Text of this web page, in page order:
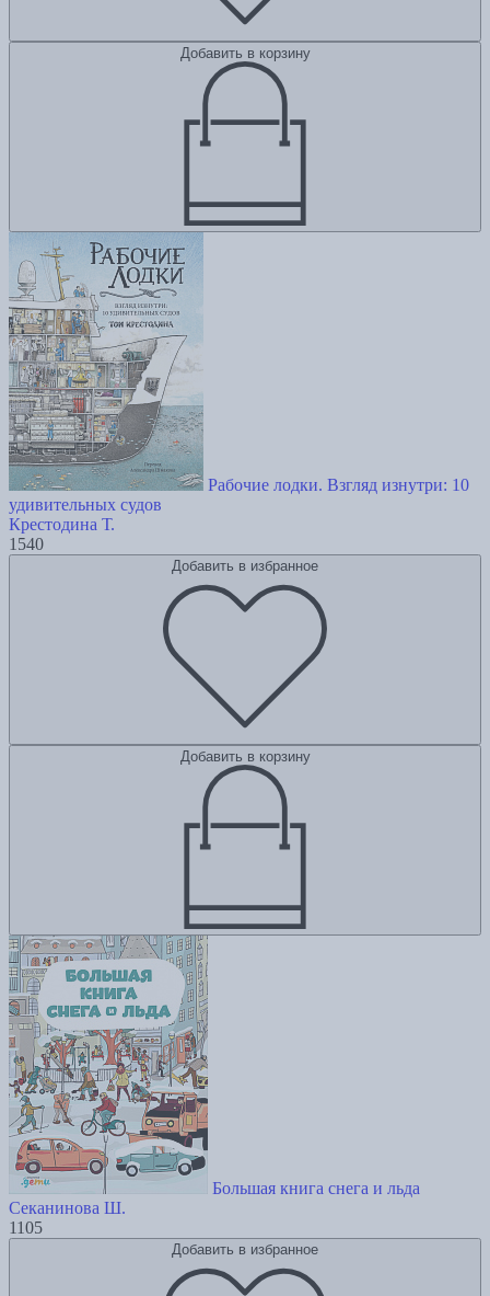
Добавить в корзину
Рабочие лодки. Взгляд изнутри: 10
удивительных судов
Крестодина Т.
1540
Добавить в избранное
Добавить в корзину
Большая книга снега и льда
Секанинова Ш.
1105
Добавить в избранное